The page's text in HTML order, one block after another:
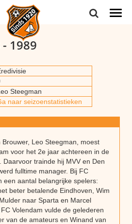
1989
Steegman
naar seizoenstatistieken
Leo Steegman, moest
voor het 2e jaar achtereen in de
Daarvoor trainde hij MVV en Den
fulltime manager. Bij FC
een aantal belangrijke spelers:
beter betalende Eindhoven, Wim
naar Sparta en Marcel
Volendam vulde de gelederen
van de amateurs en Winand van